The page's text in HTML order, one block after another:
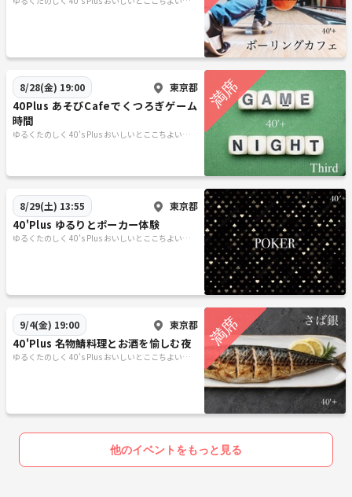
8/28(金) 19:00 東京都
40Plus あそびCafeでくつろぎゲーム
時間
ゆるくたのしく 40’s Plus おいしいとここちよい時間
8/29(土) 13:55 東京都
40'Plus ゆるりとポーカー体験
ゆるくたのしく 40’s Plus おいしいとここちよい時間
9/4(金) 19:00 東京都
40'Plus 名物鯖料理とお酒を愉しむ夜
ゆるくたのしく 40’s Plus おいしいとここちよい時間
他のイベントをもっと見る